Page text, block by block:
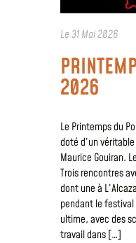
Le31 Mai 2026
2026
Le Printemps du
doté d’un
Maurice Gouiran.
Trois rencontres
dont une à
pendant le festival
ultime, avec des
travail dans […]